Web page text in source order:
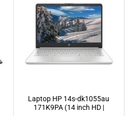
Laptop HP 14s-dk1055au
171K9PA (14 inch HD |